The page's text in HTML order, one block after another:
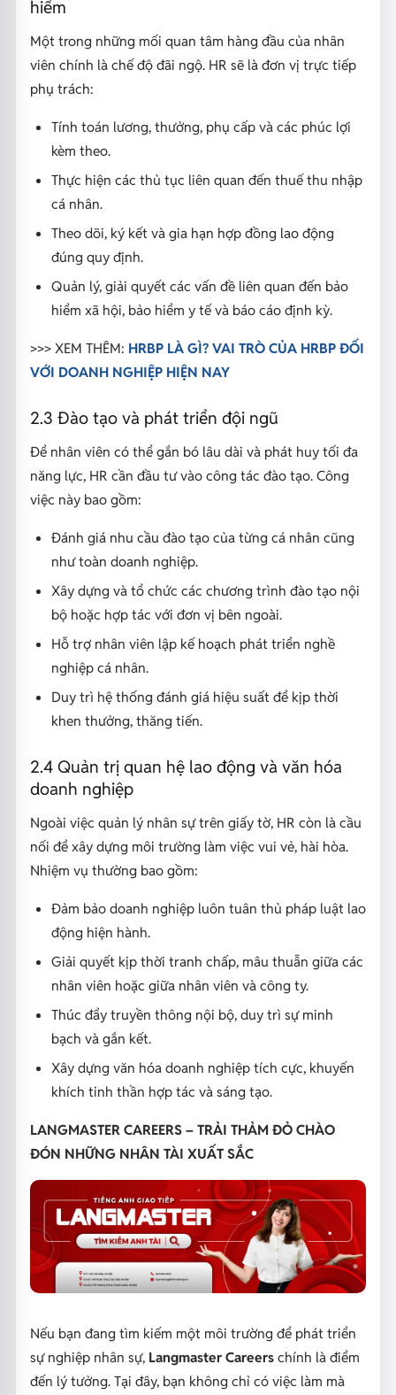
hiểm
Một trong những mối quan tâm hàng đầu của nhân
viên chính là chế độ đãi ngộ. HR sẽ là đơn vị trực tiếp
phụ trách:
Tính toán lương, thưởng, phụ cấp và các phúc lợi
kèm theo.
Thực hiện các thủ tục liên quan đến thuế thu nhập
cá nhân.
Theo dõi, ký kết và gia hạn hợp đồng lao động
đúng quy định.
Quản lý, giải quyết các vấn đề liên quan đến bảo
hiểm xã hội, bảo hiểm y tế và báo cáo định kỳ.
>>> XEM THÊM: HRBP LÀ GÌ? VAI TRÒ CỦA HRBP ĐỐI
VỚI DOANH NGHIỆP HIỆN NAY
2.3 Đào tạo và phát triển đội ngũ
Để nhân viên có thể gắn bó lâu dài và phát huy tối đa
năng lực, HR cần đầu tư vào công tác đào tạo. Công
việc này bao gồm:
Đánh giá nhu cầu đào tạo của từng cá nhân cũng
như toàn doanh nghiệp.
Xây dựng và tổ chức các chương trình đào tạo nội
bộ hoặc hợp tác với đơn vị bên ngoài.
Hỗ trợ nhân viên lập kế hoạch phát triển nghề
nghiệp cá nhân.
Duy trì hệ thống đánh giá hiệu suất để kịp thời
khen thưởng, thăng tiến.
2.4 Quản trị quan hệ lao động và văn hóa
doanh nghiệp
Ngoài việc quản lý nhân sự trên giấy tờ, HR còn là cầu
nối để xây dựng môi trường làm việc vui vẻ, hài hòa.
Nhiệm vụ thường bao gồm:
Đảm bảo doanh nghiệp luôn tuân thủ pháp luật lao
động hiện hành.
Giải quyết kịp thời tranh chấp, mâu thuẫn giữa các
nhân viên hoặc giữa nhân viên và công ty.
Thúc đẩy truyền thông nội bộ, duy trì sự minh
bạch và gắn kết.
Xây dựng văn hóa doanh nghiệp tích cực, khuyến
khích tinh thần hợp tác và sáng tạo.
LANGMASTER CAREERS – TRẢI THẢM ĐỎ CHÀO
ĐÓN NHỮNG NHÂN TÀI XUẤT SẮC
Nếu bạn đang tìm kiếm một môi trường để phát triển
sự nghiệp nhân sự, Langmaster Careers chính là điểm
đến lý tưởng. Tại đây, bạn không chỉ có việc làm mà